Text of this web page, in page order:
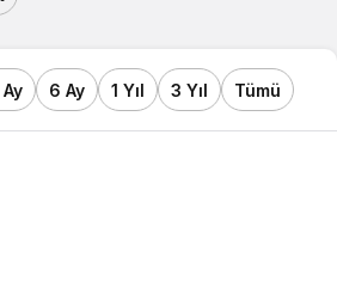
Ay 6 Ay 1 Yıl 3 Yıl Tümü